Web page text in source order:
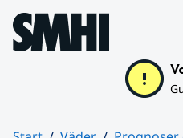
Hoppa till sidans innehåll